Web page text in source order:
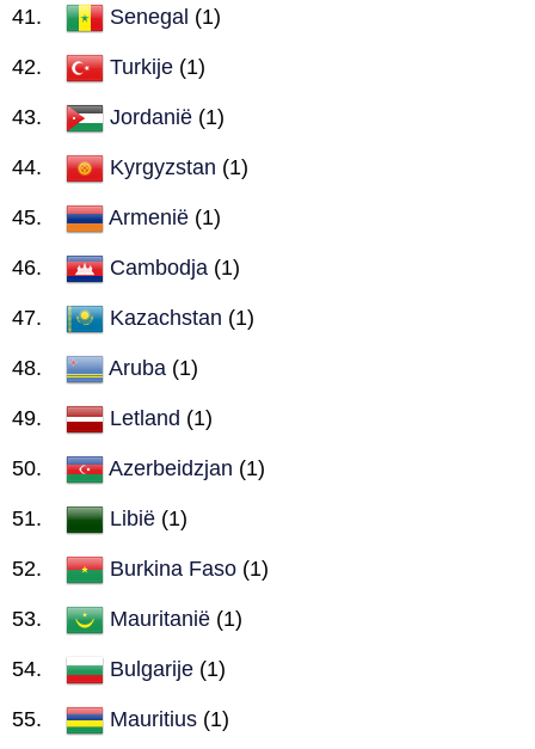
Senegal (1)
Turkije (1)
Jordanië (1)
Kyrgyzstan (1)
Armenië (1)
Cambodja (1)
Kazachstan (1)
Aruba (1)
Letland (1)
Azerbeidzjan (1)
Libië (1)
Burkina Faso (1)
Mauritanië (1)
Bulgarije (1)
Mauritius (1)